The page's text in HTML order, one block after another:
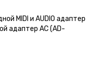
MIDI и AUDIO адаптер
адаптер AC (AD-